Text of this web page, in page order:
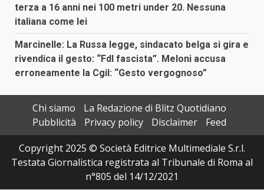
terza a 16 anni nei 100 metri under 20. Nessuna
italiana come lei
Marcinelle: La Russa legge, sindacato belga si gira e
rivendica il gesto: “FdI fascista”. Meloni accusa
erroneamente la Cgil: “Gesto vergognoso”
Chi siamo
La Redazione di Blitz Quotidiano
Pubblicità
Privacy policy Disclaimer
Feed
Copyright 2025 © Società Editrice Multimediale S.r.l.
Testata Giornalistica registrata al Tribunale di Roma al
n°805 del 14/12/2021